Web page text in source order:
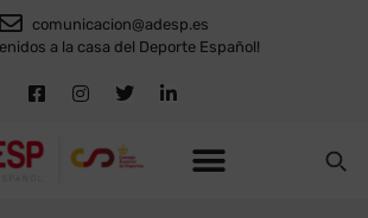
comunicacion@adesp.es
a la casa del Deporte Español!